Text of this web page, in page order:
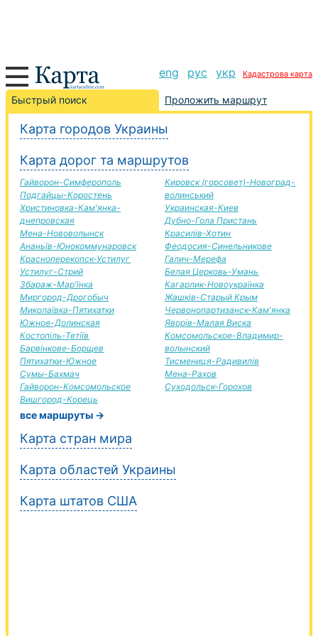
eng рус укр Кадастрова карта
Быстрый поиск Проложить маршрут
Карта городов Украины
Карта дорог та маршрутов
Гайворон-Симферополь
Подгайцы-Коростень
Христиновка-Кам'янка-
днепровская
Мена-Нововолынск
Ананьїв-Юнокоммунаровск
Красноперекопск-Устилуг
Устилуг-Стрий
Збараж-Мар'їнка
Миргород-Дрогобыч
Миколаївка-Пятихатки
Южное-Долинская
Костопіль-Тетіїв
Барвінкове-Борщев
Пятихатки-Южное
Сумы-Бахмач
Гайворон-Комсомольское
Вишгород-Корець
Кировск (горсовет)-Новоград-
волинський
Украинская-Киев
Дубно-Гола Пристань
Красилів-Хотин
Феодосия-Синельникове
Галич-Мерефа
Белая Церковь-Умань
Кагарлик-Новоукраїнка
Жашків-Старый Крым
Червонопартизанск-Кам'янка
Яворів-Малая Виска
Комсомольское-Владимир-
волынский
Тисмениця-Радивилів
Мена-Рахов
Суходольск-Горохов
все маршруты →
Карта стран мира
Карта областей Украины
Карта штатов США
Новогродовка-Гола Пристань дорога, маршрут
Новогродовка-Гола Пристань, автомобильная
дорога
+
−